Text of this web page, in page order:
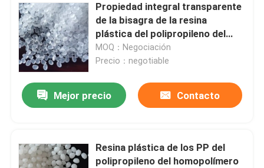
Propiedad integral transparente
de la bisagra de la resina
plástica del polipropileno del
color
MOQ：Negociación
Precio：negotiable
Mejor precio Contacto
Resina plástica de los PP del
polipropileno del homopolímero